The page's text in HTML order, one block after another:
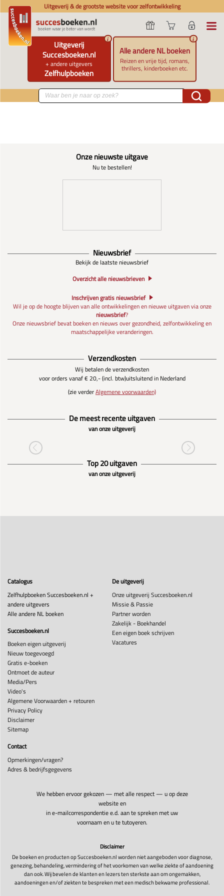
Uitgeverij & de grootste website voor zelfontwikkeling
Uitgeverij
Succesboeken.nl
+ andere uitgevers
Zelfhulpboeken
i
Alle andere NL boeken
Reizen en vrije tijd, romans,
thrillers, kinderboeken etc.
i
Onze nieuwste uitgave
Nu te bestellen!
Nieuwsbrief
Bekijk de laatste nieuwsbrief
Overzicht alle nieuwsbrieven
Inschrijven gratis nieuwsbrief
Wil je op de hoogte blijven van alle ontwikkelingen en nieuwe uitgaven via onze
nieuwsbrief?
Onze nieuwsbrief bevat boeken en nieuws over gezondheid, zelfontwikkeling en
maatschappelijke veranderingen.
Verzendkosten
Wij betalen de verzendkosten
voor orders vanaf € 20,- (incl. btw)uitsluitend in Nederland
(zie verderAlgemene voorwaarden)
De meest recente uitgaven
van onze uitgeverij
Top 20 uitgaven
van onze uitgeverij
Catalogus
Zelfhulpboeken Succesboeken.nl +
andere uitgevers
Alle andere NL boeken
Succesboeken.nl
Boeken eigen uitgeverij
Nieuw toegevoegd
Gratis e-boeken
Ontmoet de auteur
Media/Pers
Video's
Algemene Voorwaarden + retouren
Privacy Policy
Disclaimer
Sitemap
De uitgeverij
Onze uitgeverij Succesboeken.nl
Missie & Passie
Partner worden
Zakelijk - Boekhandel
Een eigen boek schrijven
Vacatures
Contact
Opmerkingen/vragen?
Adres & bedrijfsgegevens
We hebben ervoor gekozen — met alle respect — u op deze
website en
in e-mailcorrespondentie e.d. aan te spreken met uw
voornaam en u te tutoyeren.
Disclaimer
De boeken en producten op Succesboeken.nl worden niet aangeboden voor diagnose,
genezing, behandeling, vermindering of het voorkomen van welke ziekte of aandoening
dan ook. Wij bevelen de klanten en lezers ten sterkste aan om ongemakken,
aandoeningen en/of ziekten te bespreken met een medisch bekwame professional.